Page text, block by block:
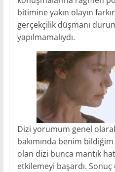
bitimine yakın olayın
gerçekçilik düşmanı
yapılmamalıydı.
Dizi yorumum genel
bakımında benim bildiğim
olan dizi bunca mantık
etkilemeyi başardı.